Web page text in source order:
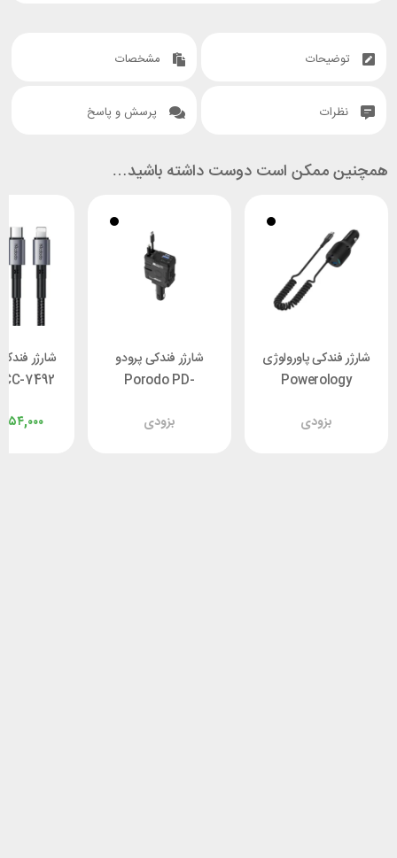
توضیحات مشخصات
نظرات پرسش و پاسخ
همچنین ممکن است دوست داشته باشید…
شارژر فندکی پاورولوژی
Powerology
وات
بزودی
شارژر فندکی پرودو
Porodo PD-
66 وات
بزودی
شارژر
7492